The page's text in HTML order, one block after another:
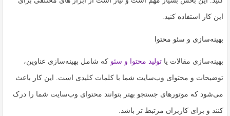
این کار استفاده کنید.
بهینه‌سازی و سئو محتوا
بهینه‌سازی مقالات یا تولید محتوا و سئو که شامل بهینه‌سازی عناوین،
توضیحات و محتوای وب‌سایت شما با کلمات کلیدی است. این کار باعث
می‌شود که موتورهای جستجو بهتر بتوانند محتوای وب‌سایت شما را درک
کنند و برای کاربران مرتبط تر باشد.